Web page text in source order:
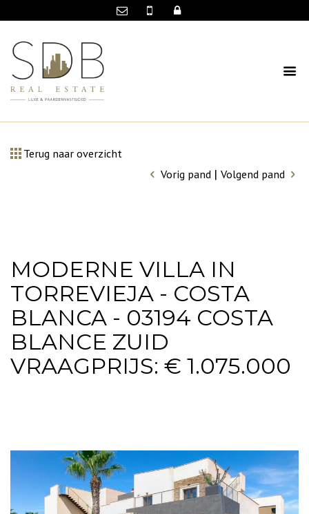
Terug naar overzicht
Vorig pand | Volgend pand
MODERNE VILLA IN
TORREVIEJA - COSTA
BLANCA - 03194 COSTA
BLANCE ZUID
VRAAGPRIJS: € 1.075.000